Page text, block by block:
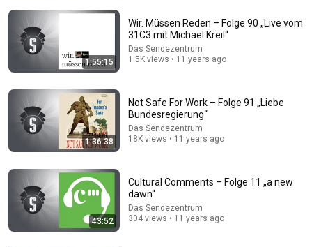
Was geschah an der Shishapangma in Tibet? |
Sportclub Story | NDR Doku
NDR Doku • 833K views
1:55:15
Wir. Müssen Reden – Folge 90 „Live vom
31C3 mit Michael Kreil“
Das Sendezentrum
1.5K views • 11 years ago
1:36:38
Not Safe For Work – Folge 91 „Liebe
Bundesregierung“
Das Sendezentrum
18K views • 11 years ago
43:52
Cultural Comments – Folge 11 „a new
dawn“
Das Sendezentrum
304 views • 11 years ago